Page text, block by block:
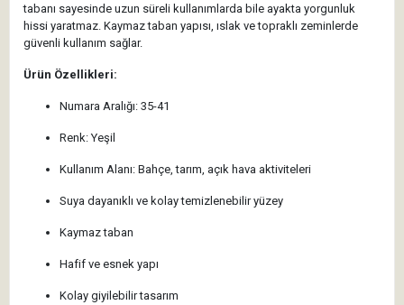
tabanı sayesinde uzun süreli kullanımlarda bile ayakta yorgunluk
hissi yaratmaz. Kaymaz taban yapısı, ıslak ve topraklı zeminlerde
güvenli kullanım sağlar.
Ürün Özellikleri:
Numara Aralığı: 35-41
Renk: Yeşil
Kullanım Alanı: Bahçe, tarım, açık hava aktiviteleri
Suya dayanıklı ve kolay temizlenebilir yüzey
Kaymaz taban
Hafif ve esnek yapı
Kolay giyilebilir tasarım